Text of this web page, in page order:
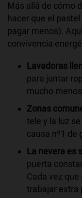
Más allá de cómo
hacer que el
pagar menos).
convivencia
Lavadoras
para juntar
mucho
Zonas
tele y la luz
causa nº1 de
La nevera es
puerta
Cada vez
trabajar extra